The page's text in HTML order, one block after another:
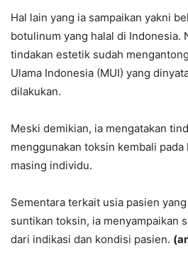
Hal lain yang ia sampaikan yakni
botulinum yang halal di Indonesia.
tindakan estetik sudah
Ulama Indonesia (MUI) yang
dilakukan.
Meski demikian, ia mengatakan
menggunakan toksin kembali
masing individu.
Sementara terkait usia pasien
suntikan toksin, ia menyampaikan
dari indikasi dan kondisi pasien.